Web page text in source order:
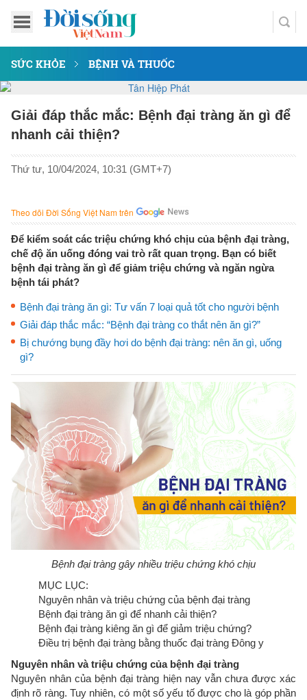
SỨC KHỎE BỆNH VÀ THUỐC
Giải đáp thắc mắc: Bệnh đại tràng ăn gì để
nhanh cải thiện?
Thứ tư, 10/04/2024, 10:31 (GMT+7)
Theo dõi Đời Sống Việt Nam trên
Để kiểm soát các triệu chứng khó chịu của bệnh đại tràng,
chế độ ăn uống đóng vai trò rất quan trọng. Bạn có biết
bệnh đại tràng ăn gì để giảm triệu chứng và ngăn ngừa
bệnh tái phát?
Bệnh đại tràng ăn gì: Tư vấn 7 loại quả tốt cho người bệnh
Giải đáp thắc mắc: “Bệnh đại tràng co thắt nên ăn gì?”
Bị chướng bụng đầy hơi do bệnh đại tràng: nên ăn gì, uống
gì?
Bệnh đại tràng gây nhiều triệu chứng khó chịu
MỤC LỤC:
Nguyên nhân và triệu chứng của bệnh đại tràng
Bệnh đại tràng ăn gì để nhanh cải thiện?
Bệnh đại tràng kiêng ăn gì để giảm triệu chứng?
Điều trị bệnh đại tràng bằng thuốc đại tràng Đông y
Nguyên nhân và triệu chứng của bệnh đại tràng
Nguyên nhân của bệnh đại tràng hiện nay vẫn chưa được xác
định rõ ràng. Tuy nhiên, có một số yếu tố được cho là góp phần